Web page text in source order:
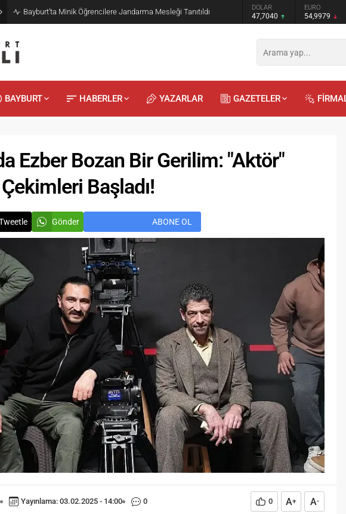
Bayburt’ta Minik Öğrencilere Jandarma Mesleği TanıtıldıGRAM ALTIN
6.587,65
DOLAR
47,7040
EURO
54,9979
BAYBURT HABERLER YAZARLAR GAZETELER
Ezber Bozan Bir Gerilim: "Aktör"
Başladı!
Gönder ABONE OL
Yayınlama: 03.02.2025 - 14:00 0 0 A+ A-
Duyularla mı, Duygularla mı
Öğrenme, istisnasız tüm
toplumların gelişiminde ve
değişiminde geniş yer etmiş
hayati öneme sahip bir olgu
olarak tarih boyunca konu olmuş
temel bir insan işlevidir.
Öğrenme eğitim bilimcilerce
kişinin çevresi ile etkileşimi
sonucunda meydana gelen kalıcı
izli bilişsel, duyuşsal ve
davranışsal...